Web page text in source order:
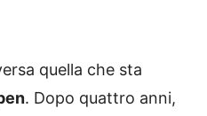
quella che sta
. Dopo quattro anni,